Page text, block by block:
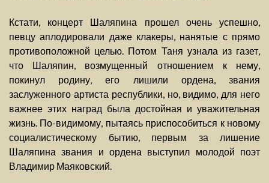
Кстати, концерт Шаляпина прошел очень успешно,
певцу аплодировали даже клакеры, нанятые с прямо
противоположной целью. Потом Таня узнала из газет,
что Шаляпин, возмущенный отношением к нему,
покинул родину, его лишили ордена, звания
заслуженного артиста республики, но, видимо, для него
важнее этих наград была достойная и уважительная
жизнь. По-видимому, пытаясь приспособиться к новому
социалистическому бытию, первым за лишение
Шаляпина звания и ордена выступил молодой поэт
Владимир Маяковский.